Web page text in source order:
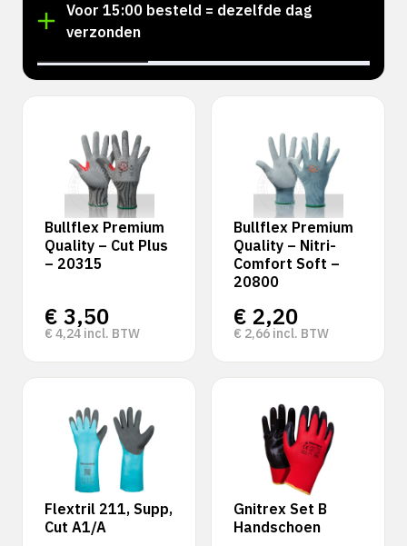
Voor 15:00 besteld = dezelfde dag
verzonden
Bullflex Premium
Quality – Cut Plus
– 20315
€ 3,50
€ 4,24 incl. BTW
Bullflex Premium
Quality – Nitri-
Comfort Soft –
20800
€ 2,20
€ 2,66 incl. BTW
Flextril 211, Supp,
Cut A1/A
Gnitrex Set B
Handschoen